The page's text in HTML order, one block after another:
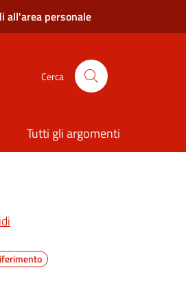
all'area personale
Cerca
Tutti gli argomenti